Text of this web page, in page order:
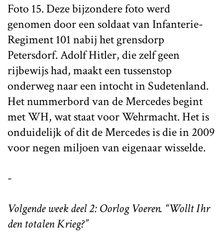
Foto 15. Deze bijzondere foto werd
genomen door een soldaat van Infanterie-
Regiment 101 nabij het grensdorp
Petersdorf. Adolf Hitler, die zelf geen
rijbewijs had, maakt een tussenstop
onderweg naar een intocht in Sudetenland.
Het nummerbord van de Mercedes begint
met WH, wat staat voor Wehrmacht. Het is
onduidelijk of dit de Mercedes is die in 2009
voor negen miljoen van eigenaar wisselde.
-
Volgende week deel 2: Oorlog Voeren. “Wollt Ihr
den totalen Krieg?”